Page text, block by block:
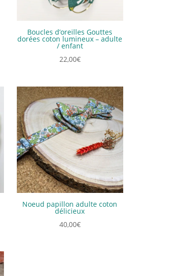
Boucles d’oreilles Gouttes
dorées coton lumineux – adulte
/ enfant
22,00€
Noeud papillon adulte coton
délicieux
40,00€